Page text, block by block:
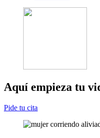
Aquí empieza tu
Pide tu cita